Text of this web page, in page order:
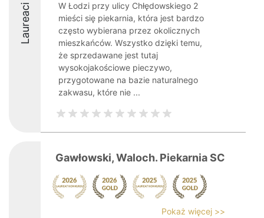
Laureaci
W Łodzi przy ulicy Chłędowskiego 2
mieści się piekarnia, która jest bardzo
często wybierana przez okolicznych
mieszkańców. Wszystko dzięki temu,
że sprzedawane jest tutaj
wysokojakościowe pieczywo,
przygotowane na bazie naturalnego
zakwasu, które nie ...
Gawłowski, Waloch. Piekarnia SC
Pokaż więcej >>